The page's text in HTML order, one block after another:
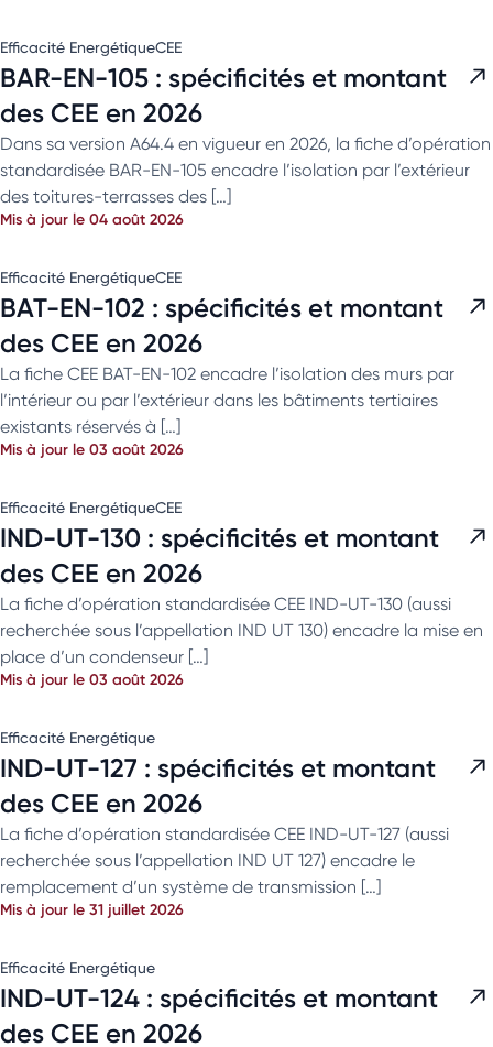
Efficacité EnergétiqueCEE
BAR-EN-105 : spécificités et montant
des CEE en 2026
Dans sa version A64.4 en vigueur en 2026, la fiche d’opération
standardisée BAR-EN-105 encadre l’isolation par l’extérieur
des toitures-terrasses des […]
Mis à jour le 04 août 2026
Efficacité EnergétiqueCEE
BAT-EN-102 : spécificités et montant
des CEE en 2026
La fiche CEE BAT-EN-102 encadre l’isolation des murs par
l’intérieur ou par l’extérieur dans les bâtiments tertiaires
existants réservés à […]
Mis à jour le 03 août 2026
Efficacité EnergétiqueCEE
IND-UT-130 : spécificités et montant
des CEE en 2026
La fiche d’opération standardisée CEE IND-UT-130 (aussi
recherchée sous l’appellation IND UT 130) encadre la mise en
place d’un condenseur […]
Mis à jour le 03 août 2026
Efficacité Energétique
IND-UT-127 : spécificités et montant
des CEE en 2026
La fiche d’opération standardisée CEE IND-UT-127 (aussi
recherchée sous l’appellation IND UT 127) encadre le
remplacement d’un système de transmission […]
Mis à jour le 31 juillet 2026
Efficacité Energétique
IND-UT-124 : spécificités et montant
des CEE en 2026